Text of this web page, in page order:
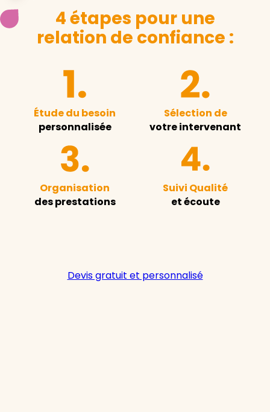
4 étapes pour une
relation de confiance :
Étude du besoin
personnalisée
Sélection de
votre intervenant
Organisation
des prestations
Suivi Qualité
et écoute
Devis gratuit et personnalisé